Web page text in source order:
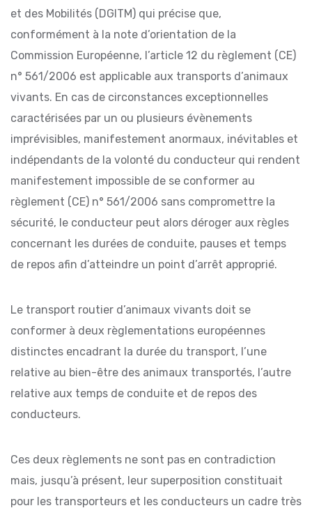
et des Mobilités (DGITM) qui précise que,
conformément à la note d’orientation de la
Commission Européenne, l’article 12 du règlement (CE)
n° 561/2006 est applicable aux transports d’animaux
vivants. En cas de circonstances exceptionnelles
caractérisées par un ou plusieurs évènements
imprévisibles, manifestement anormaux, inévitables et
indépendants de la volonté du conducteur qui rendent
manifestement impossible de se conformer au
règlement (CE) n° 561/2006 sans compromettre la
sécurité, le conducteur peut alors déroger aux règles
concernant les durées de conduite, pauses et temps
de repos afin d’atteindre un point d’arrêt approprié.
Le transport routier d’animaux vivants doit se
conformer à deux règlementations européennes
distinctes encadrant la durée du transport, l’une
relative au bien-être des animaux transportés, l’autre
relative aux temps de conduite et de repos des
conducteurs.
Ces deux règlements ne sont pas en contradiction
mais, jusqu’à présent, leur superposition constituait
pour les transporteurs et les conducteurs un cadre très